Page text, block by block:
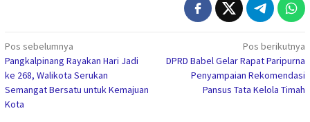
Navigasi
pos
Pos sebelumnya
Pangkalpinang Rayakan Hari Jadi
ke 268, Walikota Serukan
Semangat Bersatu untuk Kemajuan
Kota
Pos berikutnya
DPRD Babel Gelar Rapat Paripurna
Penyampaian Rekomendasi
Pansus Tata Kelola Timah